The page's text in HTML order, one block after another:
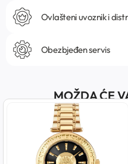
Ovlašteni uvoznik i
Obezbjeđen servis
MOŽDA ĆE